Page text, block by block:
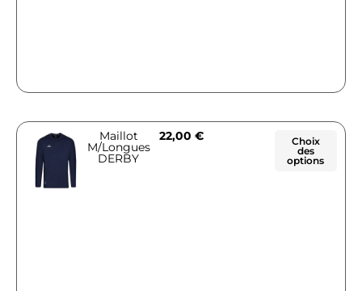
Maillot
M/Longues
DERBY
22,00 €
Choix
des
options